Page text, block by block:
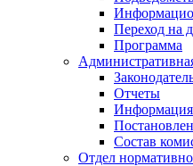
Переход на
Программа
Отчеты
Информация
Состав
Отдел